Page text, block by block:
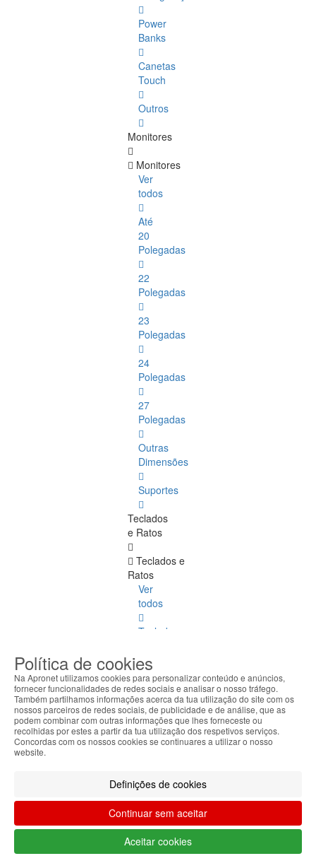
Power
Banks
Canetas
Touch
Outros
Monitores
Monitores
Ver
todos
Até
20
Polegadas
22
Polegadas
23
Polegadas
24
Polegadas
27
Polegadas
Outras
Dimensões
Suportes
Teclados
e Ratos
Teclados e
Ratos
Ver
todos
Teclado
Rato
Teclados
com
Fios
Teclados
Ratos
com
Fios
Ratos
Política de cookies
Na Apronet utilizamos cookies para personalizar conteúdo e anúncios,
fornecer funcionalidades de redes sociais e analisar o nosso tráfego.
Também partilhamos informações acerca da tua utilização do site com os
nossos parceiros de redes sociais, de publicidade e de análise, que as
podem combinar com outras informações que lhes forneceste ou
recolhidas por estes a partir da tua utilização dos respetivos serviços.
Concordas com os nossos cookies se continuares a utilizar o nosso
website.
Definições de cookies
Continuar sem aceitar
Aceitar cookies